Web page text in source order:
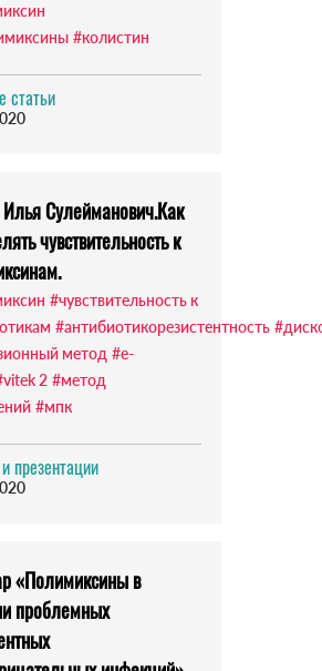
#колистин
статьи
Сулейманович.Как
чувствительность к
#чувствительность к
#антибиотикорезистентность
метод #е-
2 #метод
#мпк
презентации
«Полимиксины в
проблемных